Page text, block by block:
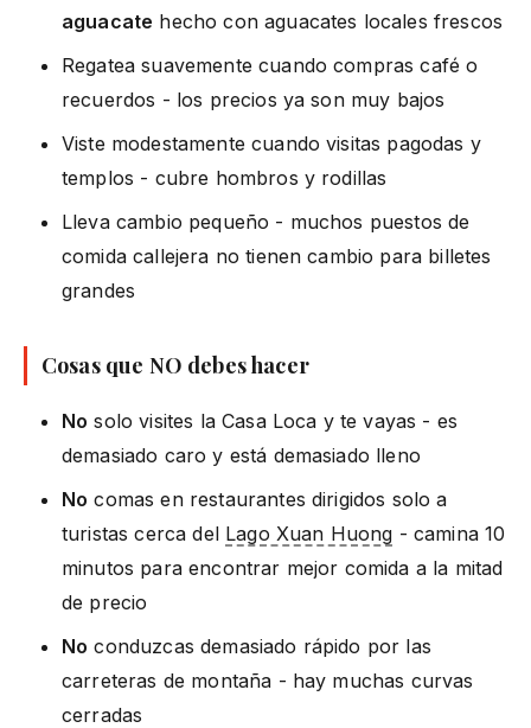
aguacate hecho con aguacates locales frescos
Regatea suavemente cuando compras café o
recuerdos - los precios ya son muy bajos
Viste modestamente cuando visitas pagodas y
templos - cubre hombros y rodillas
Lleva cambio pequeño - muchos puestos de
comida callejera no tienen cambio para billetes
grandes
Cosas que NO debes hacer
No solo visites la Casa Loca y te vayas - es
demasiado caro y está demasiado lleno
No comas en restaurantes dirigidos solo a
turistas cerca del Lago Xuan Huong - camina 10
minutos para encontrar mejor comida a la mitad
de precio
No conduzcas demasiado rápido por las
carreteras de montaña - hay muchas curvas
cerradas